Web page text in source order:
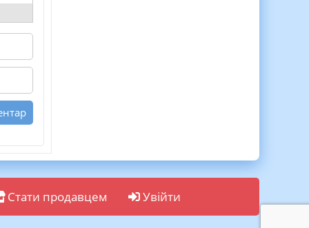
Стати продавцем Увійти